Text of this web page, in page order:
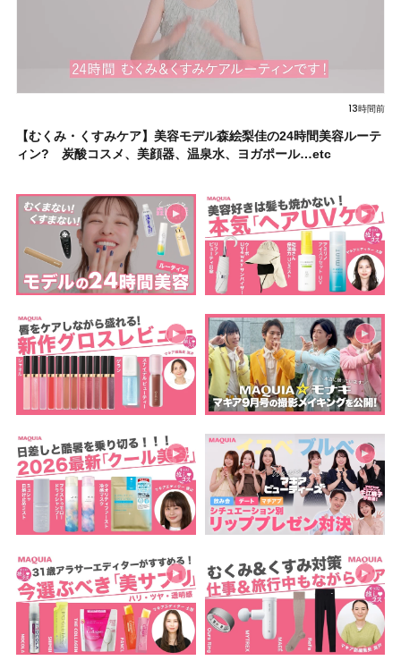
13時間前
【むくみ・くすみケア】美容モデル森絵梨佳の24時間美容ルーテ
ィン? 炭酸コスメ、美顔器、温泉水、ヨガポール…etc